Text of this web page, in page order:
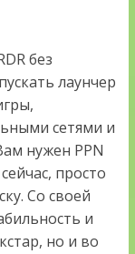
без
лаунчер
сетями и
нужен PPN
просто
Со своей
и
но и во